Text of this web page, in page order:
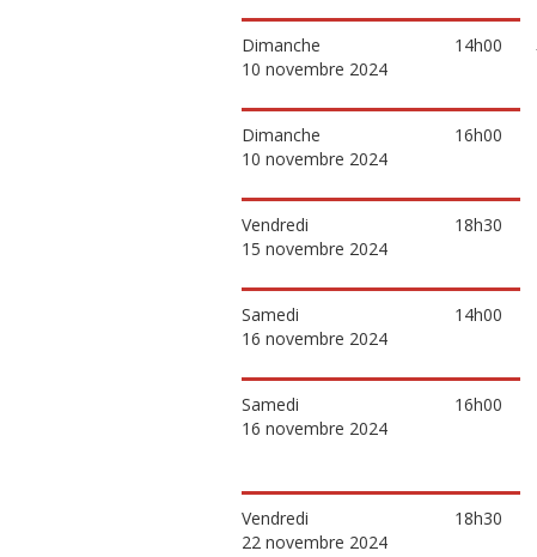
14h00
Dimanche
10 novembre 2024
16h00
Dimanche
10 novembre 2024
18h30
Vendredi
15 novembre 2024
14h00
Samedi
16 novembre 2024
16h00
Samedi
16 novembre 2024
18h30
Vendredi
22 novembre 2024